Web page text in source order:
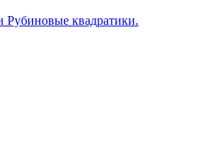
Рубиновые квадратики.